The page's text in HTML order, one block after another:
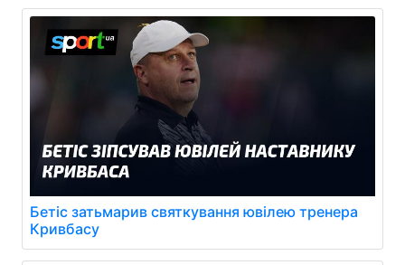
Бетіс затьмарив святкування ювілею тренера
Кривбасу